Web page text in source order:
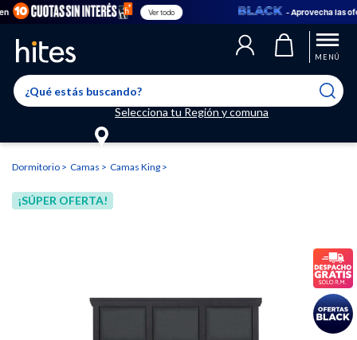
Ver todo - Aprovecha las
MENÚ
Selecciona tu Región y comuna
El producto ha sido eliminado correctamente
El producto ha sido agregado a tu lista de favoritos correctamente
Llegaste al límite de productos favoritos permitidos, para agregar
uno nuevo ingresa a “Mi cuenta” y elimina los que ya no necesitas.
Dormitorio Camas Camas King
¡SÚPER OFERTA!